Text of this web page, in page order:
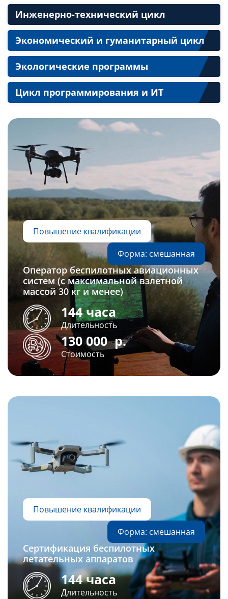
Инженерно-технический цикл
Экономический и гуманитарный цикл
Экологические программы
Цикл программирования и ИТ
Повышение квалификации
Форма: смешанная
Оператор беспилотных авиационных
систем (с максимальной взлетной
массой 30 кг и менее)
144 часа
Длительность
130 000р.
Стоимость
Повышение квалификации
Форма: смешанная
Сертификация беспилотных
летательных аппаратов
144 часа
Длительность